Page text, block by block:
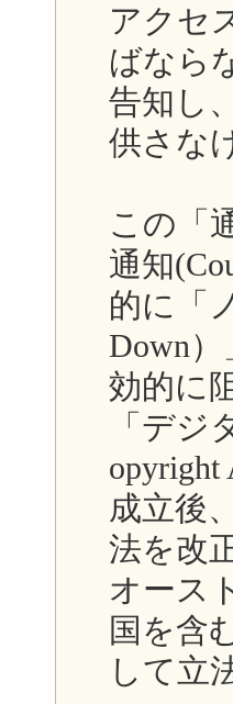
アクセ
ばなら
告知し
供さな
この「
通知
的に「
Down
効的に
「デジ
成立後
法を改
オース
国を含
して立